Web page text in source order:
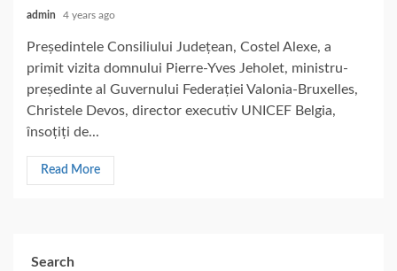
admin 4 years ago
Președintele Consiliului Județean, Costel Alexe, a
primit vizita domnului Pierre-Yves Jeholet, ministru-
președinte al Guvernului Federației Valonia-Bruxelles,
Christele Devos, director executiv UNICEF Belgia,
însoțiți de...
Read More
Search